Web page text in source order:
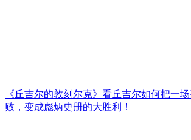
《丘吉尔的敦刻尔克》看丘吉尔如何把一
败，变成彪炳史册的大胜利！